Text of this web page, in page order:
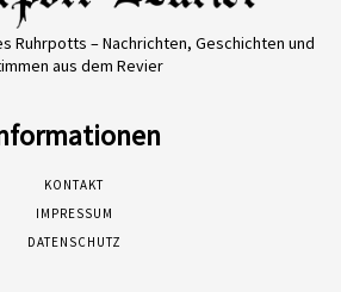
Ruhrpotts – Nachrichten, Geschichten und
aus dem Revier
KONTAKT
IMPRESSUM
DATENSCHUTZ